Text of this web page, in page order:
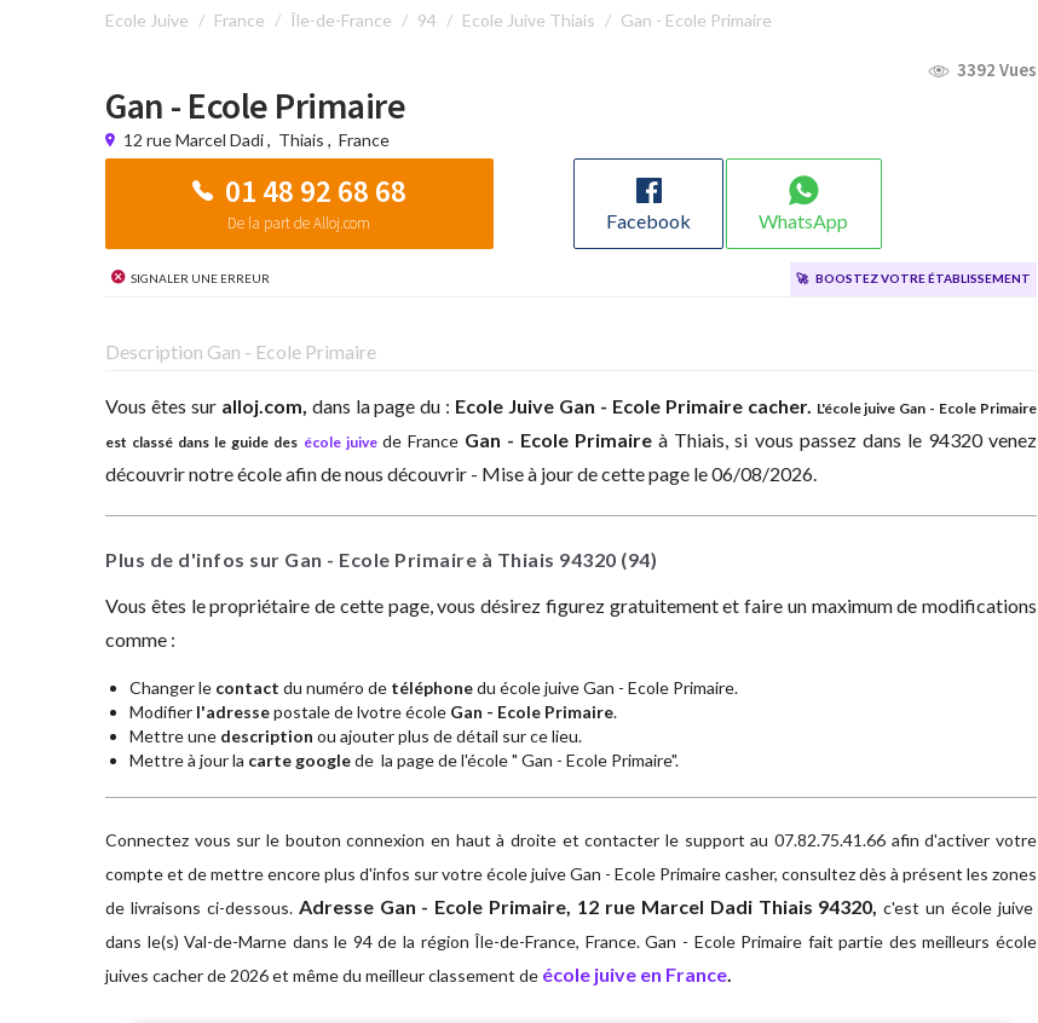
Ecole Juive France Île-de-France 94 Ecole Juive Thiais Gan - Ecole Primaire
3392 Vues
Gan - Ecole Primaire
12 rue Marcel Dadi, Thiais , France
01 48 92 68 68
De la part de Alloj.com Facebook WhatsApp
Signaler une erreur 🚀 Boostez votre établissement
Description Gan - Ecole Primaire
Vous êtes sur alloj.com, dans la page du : Ecole Juive Gan - Ecole Primaire cacher. L'école juive Gan - Ecole Primaire
est classé dans le guide des école juive de France Gan - Ecole Primaireà Thiais, si vous passez dans le 94320 venez
découvrir notre école afin de nous découvrir - Mise à jour de cette page le 06/08/2026.
Plus de d'infos sur Gan - Ecole Primaire à Thiais 94320 (94)
Vous êtes le propriétaire de cette page, vous désirez figurez gratuitement et faire un maximum de modifications
comme :
Changer le contact du numéro de téléphonedu école juive Gan - Ecole Primaire.
Modifier l'adressepostale de lvotre école Gan - Ecole Primaire.
Mettre une description ou ajouter plus de détail sur ce lieu.
Mettre à jour la carte googlede la page de l'école " Gan - Ecole Primaire".
Connectez vous sur le bouton connexion en haut à droite et contacter le support au 07.82.75.41.66 afin d'activer votre
compte et de mettre encore plus d'infos sur votre école juive Gan - Ecole Primaire casher, consultez dès à présent les zones
de livraisons ci-dessous. Adresse Gan - Ecole Primaire, 12 rue Marcel Dadi Thiais 94320, c'est un école juive
dans le(s) Val-de-Marne dans le 94 de la région Île-de-France, France. Gan - Ecole Primaire fait partie des meilleurs école
juives cacher de 2026 et même du meilleur classement de école juive en France.